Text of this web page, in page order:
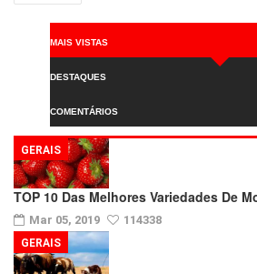
MAIS VISTAS
DESTAQUES
COMENTÁRIOS
TOP 10 Das Melhores Variedades De
Mar 05, 2019 114338
GERAIS
GERAIS